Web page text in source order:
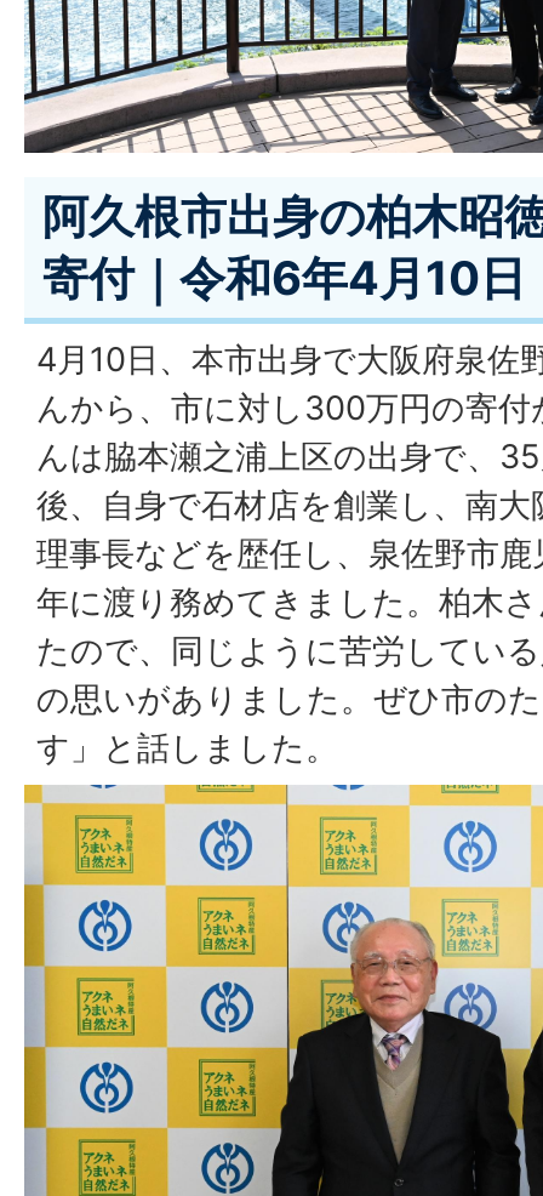
阿久根市出身の柏木昭
寄付｜令和6年4月10日
4月10日、本市出身で大阪府泉佐
んから、市に対し300万円の寄
んは脇本瀬之浦上区の出身で、
後、自身で石材店を創業し、南
理事長などを歴任し、泉佐野市
年に渡り務めてきました。柏木
たので、同じように苦労してい
の思いがありました。ぜひ市の
す」と話しました。